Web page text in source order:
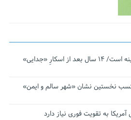
نجات‌دهنده‌ همچنان در آیینه است/ ۱۴ سال بعد از اسکارِ «جدایی»
نخستین نشان «شهر سالم و ایمن»
به تقویت فوری نیاز دارد